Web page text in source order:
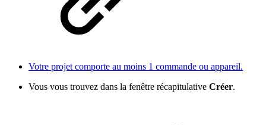
Votre projet comporte au moins 1 commande ou appareil.
Vous vous trouvez dans la fenêtre récapitulative Créer.